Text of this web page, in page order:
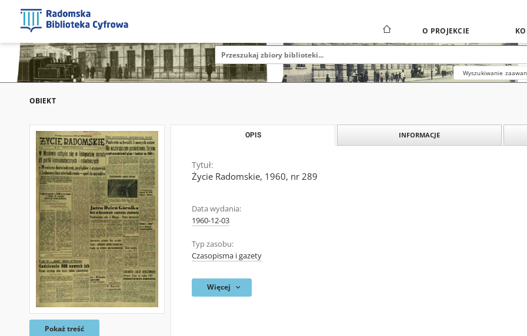
O PROJEKCIE
Wyszukiwanie
OBIEKT
Pokaż treść
OPIS INFORMACJE
Tytuł:
Życie Radomskie, 1960, nr 289
Data wydania:
1960-12-03
Typ zasobu:
Czasopisma i gazety
Więcej